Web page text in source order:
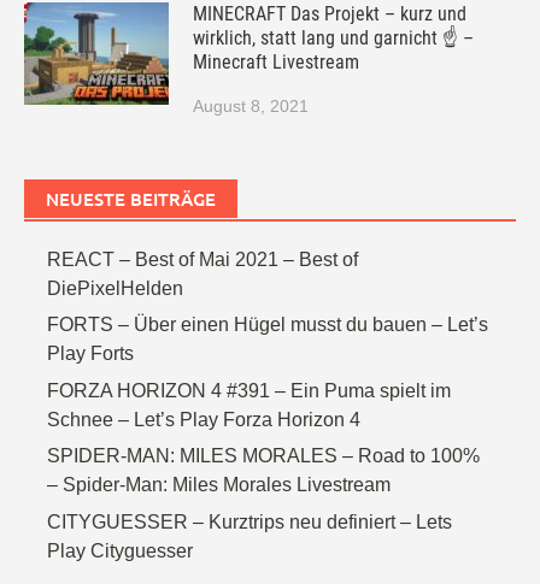
MINECRAFT Das Projekt – kurz und
wirklich, statt lang und garnicht ☝ –
Minecraft Livestream
August 8, 2021
NEUESTE BEITRÄGE
REACT – Best of Mai 2021 – Best of
DiePixelHelden
FORTS – Über einen Hügel musst du bauen – Let’s
Play Forts
FORZA HORIZON 4 #391 – Ein Puma spielt im
Schnee – Let’s Play Forza Horizon 4
SPIDER-MAN: MILES MORALES – Road to 100%
– Spider-Man: Miles Morales Livestream
CITYGUESSER – Kurztrips neu definiert – Lets
Play Cityguesser